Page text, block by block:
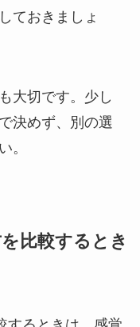
ておきましょ
も大切です。少し
決めず、別の選
。
比較するとき